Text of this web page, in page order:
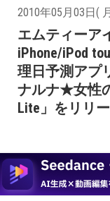
2010年05月03日(
エムティーア
iPhone/iPod
理日予測アプ
ナルナ★女性
Lite」をリリ